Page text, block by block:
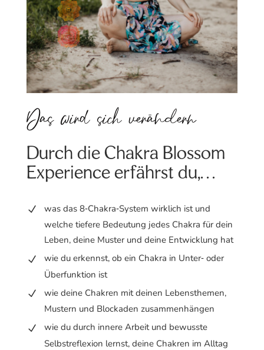
Das wird sich verändern
Durch die Chakra Blossom
Experience erfährst du,…
was das 8‑Chakra‑System wirklich ist und
welche tiefere Bedeutung jedes Chakra für dein
Leben, deine Muster und deine Entwicklung hat
wie du erkennst, ob ein Chakra in Unter‑ oder
Überfunktion ist
wie deine Chakren mit deinen Lebensthemen,
Mustern und Blockaden zusammenhängen
wie du durch innere Arbeit und bewusste
Selbstreflexion lernst, deine Chakren im Alltag